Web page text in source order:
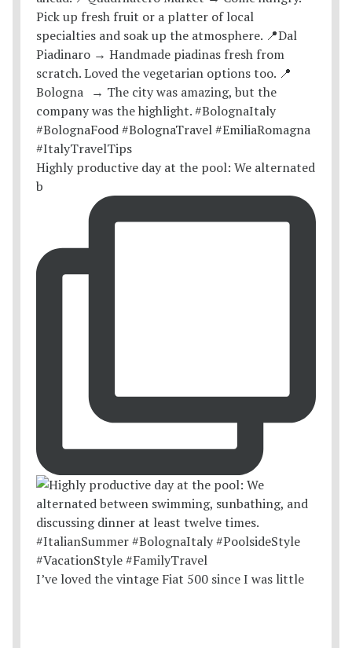
Highly productive day at the pool: We alternated
b
I’ve loved the vintage Fiat 500 since I was little